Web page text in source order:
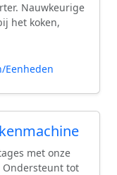
Nauwkeurige
het koken,
Eenheden
met onze
tot